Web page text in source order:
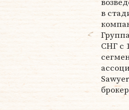
в
СНГ с